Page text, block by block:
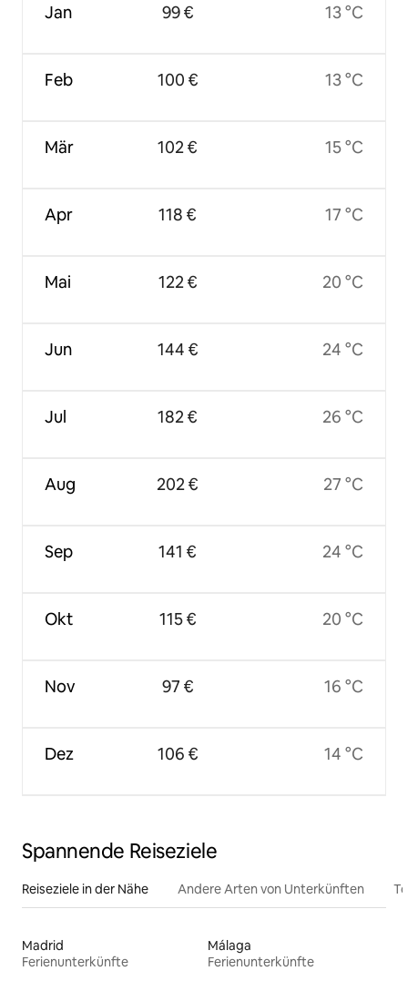
Jan
Feb
Mär
Apr
Mai
Jun
Jul
Aug
Sep
Okt
Nov
Dez
99 €
100 €
102 €
118 €
122 €
144 €
182 €
202 €
141 €
115 €
97 €
106 €
13 °C
13 °C
15 °C
17 °C
20 °C
24 °C
26 °C
27 °C
24 °C
20 °C
16 °C
14 °C
Spannende Reiseziele
Reiseziele in der Nähe Andere Arten von Unterkünften
Madrid
Ferienunterkünfte
Málaga
Ferienunterkünfte